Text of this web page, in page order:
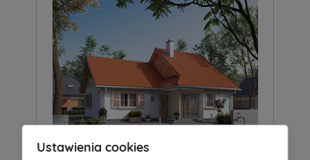
Ustawienia cookies